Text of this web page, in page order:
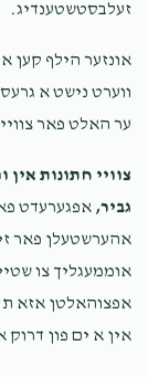
זעלבסטשטענדיג.
אונזער הילף קען
ווערט נישט א
ער האלט פאר
צוויי חתונות אין
גביר, אפגערעדט
אהערשטעלן פאר
אוממעגליך צו
אפצוהאלטן אזא
אין א ים פון דרוק